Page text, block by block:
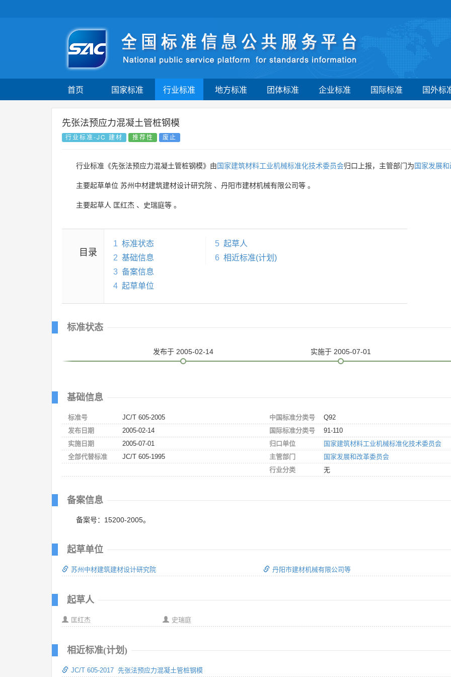
首页 国家标准 行业标准 地方标准 团体标准 企业标准 国际标准 国外标
先张法预应力混凝土管桩钢模
行业标准-JC 建材 推荐性 废止
行业标准《先张法预应力混凝土管桩钢模》由国家建筑材料工业机械标准化技术委员会归口上报，主管部门为国家发展
主要起草单位 苏州中材建筑建材设计研究院 、 丹阳市建材机械有限公司等 。
主要起草人 匡红杰 、 史瑞庭等 。
目录
1 标准状态
2 基础信息
3 备案信息
4 起草单位
5 起草人
6 相近标准(计划)
标准状态
发布于 2005-02-14 实施于 2005-07-01
基础信息
标准号
JC/T 605-2005
发布日期
2005-02-14
实施日期
2005-07-01
全部代替标准
JC/T 605-1995
中国标准分类号
Q92
国际标准分类号
91-110
归口单位
国家建筑材料工业机械标准化技术委员会
主管部门
国家发展和改革委员会
行业分类
无
备案信息
备案号：15200-2005。
起草单位
苏州中材建筑建材设计研究院 丹阳市建材机械有限公司等
起草人
匡红杰 史瑞庭
相近标准(计划)
JC/T 605-2017 先张法预应力混凝土管桩钢模